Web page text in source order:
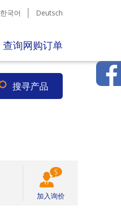
한국어 Deutsch
查询网购订单
搜寻产品
加入询价